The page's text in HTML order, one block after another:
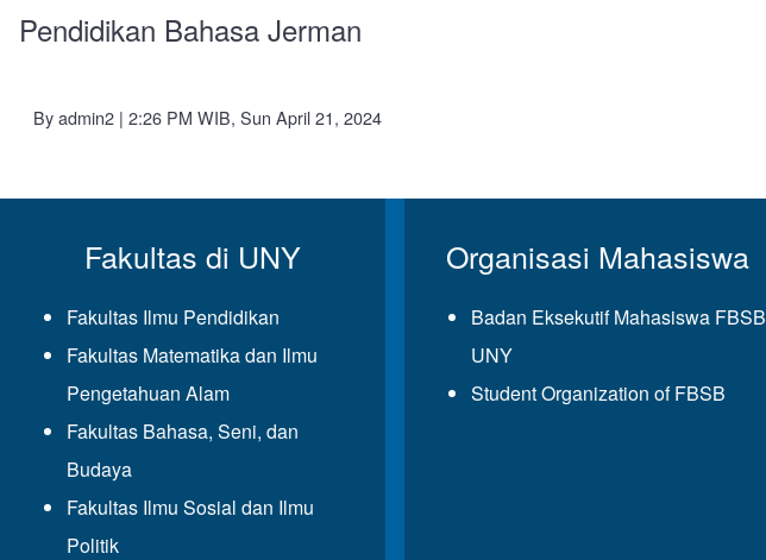
Pendidikan Bahasa Jerman
Byadmin2 | 2:26 PM WIB, Sun April 21, 2024
Fakultas di UNY
Fakultas Ilmu Pendidikan
Fakultas Matematika dan Ilmu
Pengetahuan Alam
Fakultas Bahasa, Seni, dan
Budaya
Fakultas Ilmu Sosial dan Ilmu
Politik
Organisasi Mahasiswa
Badan Eksekutif Mahasiswa FBSB
UNY
Student Organization of FBSB